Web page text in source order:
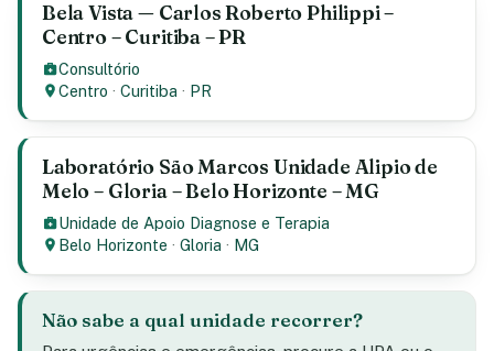
Bela Vista — Carlos Roberto Philippi –
Centro – Curitiba – PR
Consultório
Centro ·Curitiba · PR
Laboratório São Marcos Unidade Alipio de
Melo – Gloria – Belo Horizonte – MG
Unidade de Apoio Diagnose e Terapia
Belo Horizonte ·Gloria · MG
Não sabe a qual unidade recorrer?